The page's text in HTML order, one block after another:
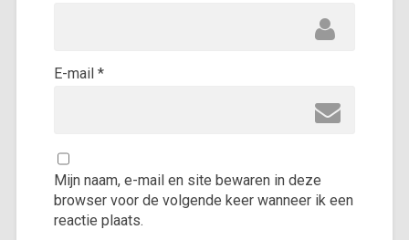
E-mail*
Mijn naam, e-mail en site bewaren in deze
browser voor de volgende keer wanneer ik een
reactie plaats.